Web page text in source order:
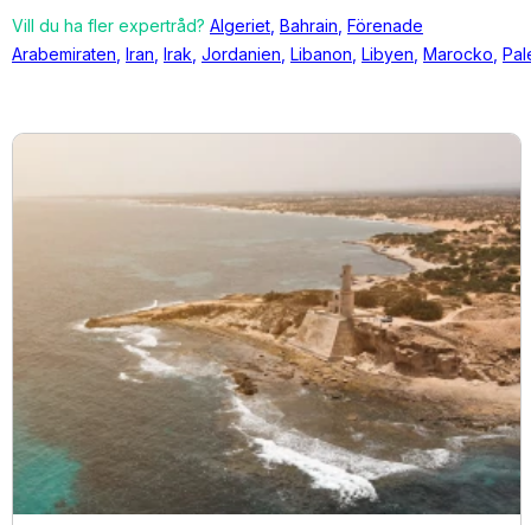
Vill du ha fler expertråd? Algeriet Bahrain Förenade
Arabemiraten Iran Irak Jordanien Libanon Libyen Marocko